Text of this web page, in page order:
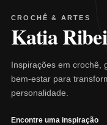
CROCHÊ & ARTES
Katia
Inspirações em crochê,
bem-estar para
personalidade.
Encontre uma inspiração